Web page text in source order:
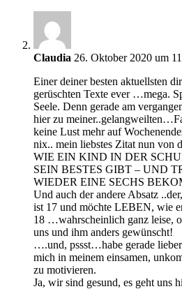
Claudia 26. Oktober 2020 um
Einer deiner besten aktuellsten
gerüschten Texte ever …mega.
Seele. Denn gerade am
hier zu
keine Lust mehr auf
nix.. mein liebstes Zitat nun
WIE EIN KIND IN DER
SEIN BESTES GIBT – UND
WIEDER EINE SECHS
Und auch der andere Absatz
ist 17 und möchte LEBEN, wie
18 …wahrscheinlich ganz leise,
uns und ihm anders gewünscht!
….und, pssst…habe gerade
mich in meinem einsamen,
zu motivieren.
Ja, wir sind gesund, es geht uns